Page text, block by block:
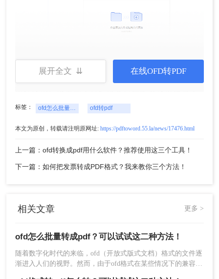
使用专业的ofd转PDF软件进行批量转换的优点是转
具进行批量转换。这些工具无需安装任何软件，只
需上传需要转换的ofd文件，即可在线进行转换并下
操作如下：
1、打开在线OFD转PDF网址：
展开全文 ⇊ 在线OFD转PDF
标签： ofd怎么批量转成pdf ofd转pdf
本文为原创，转载请注明原网址: https://pdftoword.55.la/news/17476.html
上一篇：ofd转换成pdf用什么软件？推荐使用这三个工具！
下一篇：如何把发票转成PDF格式？我来教你三个方法！
相关文章 更多 >
ofd怎么批量转成pdf？可以试试这二种方法！
随着数字化时代的来临，ofd（开放式版式文档）格式的文件逐
渐进入人们的视野。然而，由于ofd格式在某些情况下的兼容性